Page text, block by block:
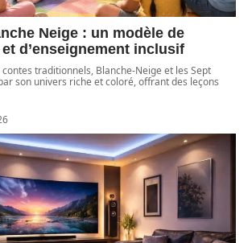
Neige : un modèle de
d’enseignement inclusif
traditionnels, Blanche-Neige et les Sept
son univers riche et coloré, offrant des leçons